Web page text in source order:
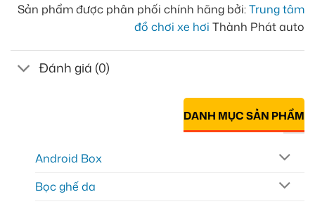
Sản phẩm được phân phối chính hãng bởi:Trung tâm
đồ chơi xe hơi Thành Phát auto
Đánh giá (0)
DANH MỤC SẢN PHẨM
Android Box
Bọc ghế da